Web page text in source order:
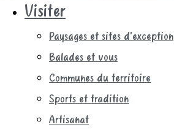
Visiter
Paysages et sites d’exception
Balades et vous
Communes du territoire
Sports et tradition
Artisanat